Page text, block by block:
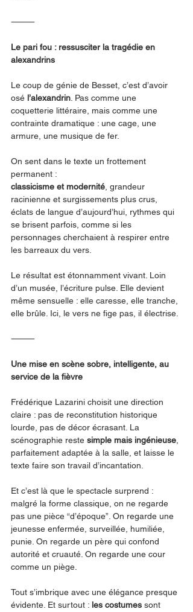
⸻
Le pari fou : ressusciter la tragédie en
alexandrins
Le coup de génie de Besset, c’est d’avoir
osé l’alexandrin . Pas comme une
coquetterie littéraire, mais comme une
contrainte dramatique : une cage, une
armure, une musique de fer.
On sent dans le texte un frottement
permanent :
classicisme et modernité , grandeur
racinienne et surgissements plus crus,
éclats de langue d’aujourd’hui, rythmes qui
se brisent parfois, comme si les
personnages cherchaient à respirer entre
les barreaux du vers.
Le résultat est étonnamment vivant. Loin
d’un musée, l’écriture pulse. Elle devient
même sensuelle : elle caresse, elle tranche,
elle brûle. Ici, le vers ne fige pas, il électrise.
⸻
Une mise en scène sobre, intelligente, au
service de la fièvre
Frédérique Lazarini choisit une direction
claire : pas de reconstitution historique
lourde, pas de décor écrasant. La
scénographie reste simple mais ingénieuse
parfaitement adaptée à la salle, et laisse le
texte faire son travail d’incantation.
Et c’est là que le spectacle surprend :
malgré la forme classique, on ne regarde
pas une pièce “d’époque”. On regarde une
jeunesse enfermée, surveillée, humiliée,
punie. On regarde un père qui confond
autorité et cruauté. On regarde une cour
comme un piège.
Tout s’imbrique avec une élégance presque
évidente. Et surtout : les costumes sont